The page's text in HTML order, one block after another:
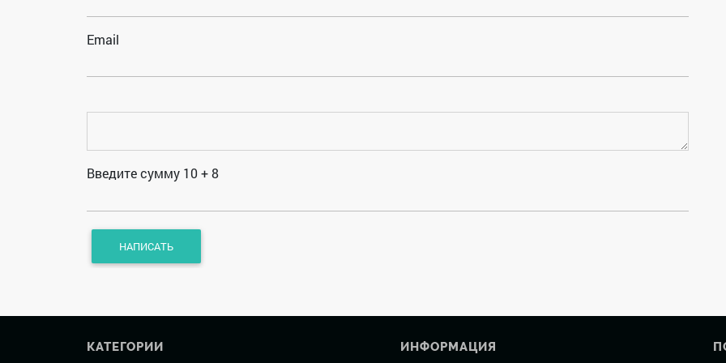
Email
Введите сумму 10 + 8
КАТЕГОРИИ ИНФОРМАЦИЯ